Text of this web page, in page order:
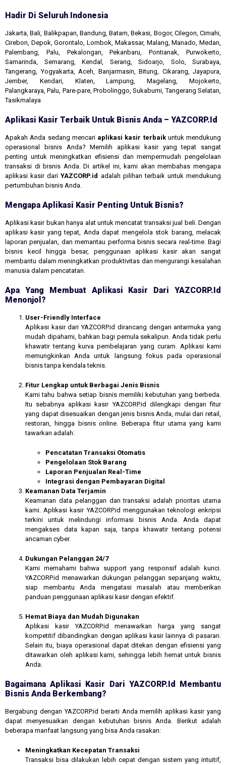
Hadir Di Seluruh Indonesia
Jakarta, Bali, Balikpapan, Bandung, Batam, Bekasi, Bogor, Cilegon, Cimahi,
Cirebon, Depok, Gorontalo, Lombok, Makassar, Malang, Manado, Medan,
Palembang, Palu, Pekalongan, Pekanbaru, Pontianak, Purwokerto,
Samarinda, Semarang, Kendal, Serang, Sidoarjo, Solo, Surabaya,
Tangerang, Yogyakarta, Aceh, Banjarmasin, Bitung, Cikarang, Jayapura,
Jember, Kendari, Klaten, Lampung, Magelang, Mojokerto,
Palangkaraya, Palu, Pare-pare, Probolinggo, Sukabumi, Tangerang Selatan,
Tasikmalaya
Aplikasi Kasir Terbaik Untuk Bisnis Anda – YAZCORP.id
Apakah Anda sedang mencari aplikasi kasir terbaikuntuk mendukung
operasional bisnis Anda? Memilih aplikasi kasir yang tepat sangat
penting untuk meningkatkan efisiensi dan mempermudah pengelolaan
transaksi di bisnis Anda. Di artikel ini, kami akan membahas mengapa
aplikasi kasir dariYAZCORP.id adalah pilihan terbaik untuk mendukung
pertumbuhan bisnis Anda.
Mengapa Aplikasi Kasir Penting Untuk Bisnis?
Aplikasi kasir bukan hanya alat untuk mencatat transaksi jual beli. Dengan
aplikasi kasir yang tepat, Anda dapat mengelola stok barang, melacak
laporan penjualan, dan memantau performa bisnis secara real-time. Bagi
bisnis kecil hingga besar, penggunaan aplikasi kasir akan sangat
membantu dalam meningkatkan produktivitas dan mengurangi kesalahan
manusia dalam pencatatan.
Apa Yang Membuat Aplikasi Kasir Dari YAZCORP.id
Menonjol?
User-Friendly Interface
Aplikasi kasir dari YAZCORP.id dirancang dengan antarmuka yang
mudah dipahami, bahkan bagi pemula sekalipun. Anda tidak perlu
khawatir tentang kurva pembelajaran yang curam. Aplikasi kami
memungkinkan Anda untuk langsung fokus pada operasional
bisnis tanpa kendala teknis.
Fitur Lengkap untuk Berbagai Jenis Bisnis
Kami tahu bahwa setiap bisnis memiliki kebutuhan yang berbeda.
Itu sebabnya aplikasi kasir YAZCORP.id dilengkapi dengan fitur
yang dapat disesuaikan dengan jenis bisnis Anda, mulai dari retail,
restoran, hingga bisnis online. Beberapa fitur utama yang kami
tawarkan adalah:
Pencatatan Transaksi Otomatis
Pengelolaan Stok Barang
Laporan Penjualan Real-Time
Integrasi dengan Pembayaran Digital
Keamanan Data Terjamin
Keamanan data pelanggan dan transaksi adalah prioritas utama
kami. Aplikasi kasir YAZCORP.id menggunakan teknologi enkripsi
terkini untuk melindungi informasi bisnis Anda. Anda dapat
mengakses data kapan saja, tanpa khawatir tentang potensi
ancaman cyber.
Dukungan Pelanggan 24/7
Kami memahami bahwa support yang responsif adalah kunci.
YAZCORP.id menawarkan dukungan pelanggan sepanjang waktu,
siap membantu Anda mengatasi masalah atau memberikan
panduan penggunaan aplikasi kasir dengan efektif.
Hemat Biaya dan Mudah Digunakan
Aplikasi kasir YAZCORP.id menawarkan harga yang sangat
kompetitif dibandingkan dengan aplikasi kasir lainnya di pasaran.
Selain itu, biaya operasional dapat ditekan dengan efisiensi yang
ditawarkan oleh aplikasi kami, sehingga lebih hemat untuk bisnis
Anda.
Bagaimana Aplikasi Kasir Dari YAZCORP.id Membantu
Bisnis Anda Berkembang?
Bergabung dengan YAZCORP.id berarti Anda memilih aplikasi kasir yang
dapat menyesuaikan dengan kebutuhan bisnis Anda. Berikut adalah
beberapa manfaat langsung yang bisa Anda rasakan:
Meningkatkan Kecepatan Transaksi
Transaksi bisa dilakukan lebih cepat dengan sistem yang intuitif,